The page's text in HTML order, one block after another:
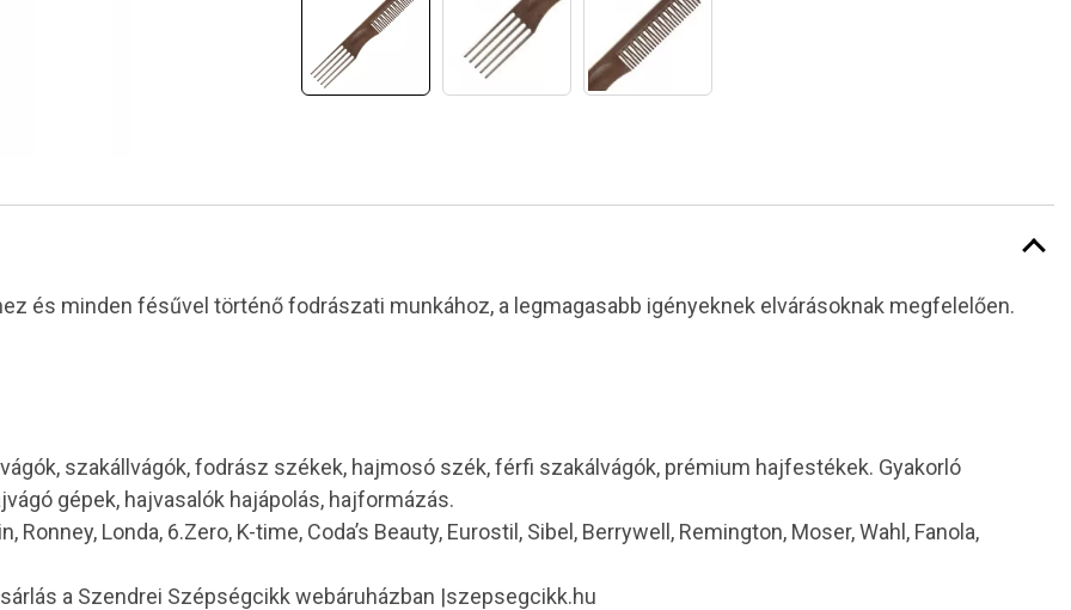
és minden fésűvel történő fodrászati munkához, a legmagasabb igényeknek elvárásoknak megfelelően.
szakállvágók, fodrász székek, hajmosó szék, férfi szakálvágók, prémium hajfestékek. Gyakorló
gépek, hajvasalók hajápolás, hajformázás.
Ronney, Londa, 6.Zero, K-time, Coda’s Beauty, Eurostil, Sibel, Berrywell, Remington, Moser, Wahl, Fanola,
a Szendrei Szépségcikk webáruházban |szepsegcikk.hu